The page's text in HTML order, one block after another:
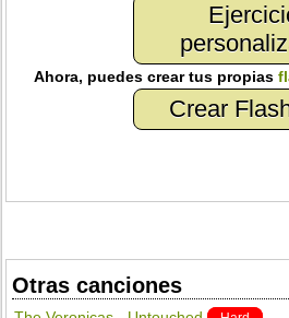
Ahora, puedescreartus propias
Crear
Otras canciones